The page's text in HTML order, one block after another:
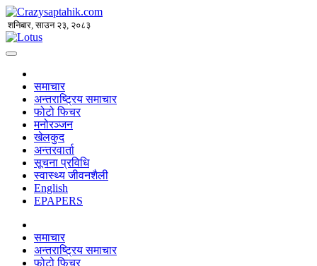
शनिबार, साउन २३, २०८३
समाचार
अन्तराष्ट्रिय समाचार
फोटो फिचर
मनोरञ्जन
खेलकुद
अन्तरवार्ता
सूचना प्रविधि
स्वास्थ्य जीवनशैली
English
EPAPERS
समाचार
अन्तराष्ट्रिय समाचार
फोटो फिचर